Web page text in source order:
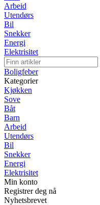
Arbeid
Utendørs
Bil
Snekker
Energi
Elektrisitet
Boligfeber
Kategorier
Kjøkken
Sove
Båt
Barn
Arbeid
Utendørs
Bil
Snekker
Energi
Elektrisitet
Min konto
Registrer deg nå
Nyhetsbrevet